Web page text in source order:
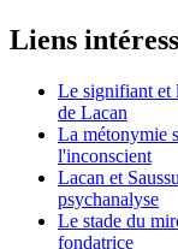
Liens
Le signifiant et
de Lacan
La métonymie
l'inconscient
Lacan et
psychanalyse
Le stade du
fondatrice